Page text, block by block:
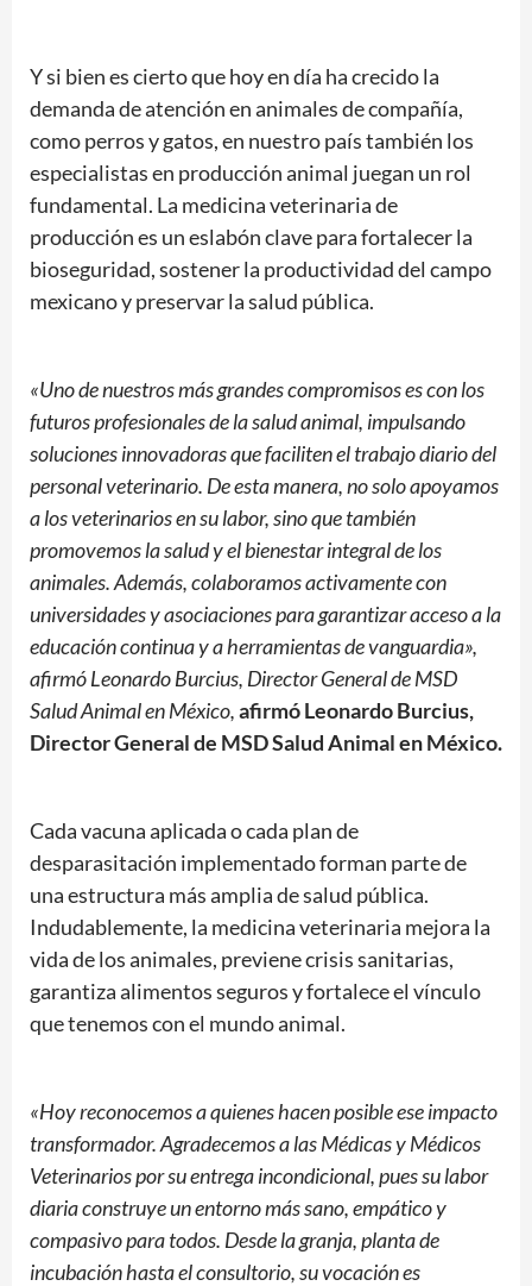
Y si bien es cierto que hoy en día ha crecido la
demanda de atención en animales de compañía,
como perros y gatos, en nuestro país también los
especialistas en producción animal juegan un rol
fundamental. La medicina veterinaria de
producción es un eslabón clave para fortalecer la
bioseguridad, sostener la productividad del campo
mexicano y preservar la salud pública.
«Uno de nuestros más grandes compromisos es con los
futuros profesionales de la salud animal, impulsando
soluciones innovadoras que faciliten el trabajo diario del
personal veterinario. De esta manera, no solo apoyamos
a los veterinarios en su labor, sino que también
promovemos la salud y el bienestar integral de los
animales. Además, colaboramos activamente con
universidades y asociaciones para garantizar acceso a la
educación continua y a herramientas de vanguardia»,
afirmó Leonardo Burcius, Director General de MSD
Salud Animal en México,afirmó Leonardo Burcius,
Director General de MSD Salud Animal en México.
Cada vacuna aplicada o cada plan de
desparasitación implementado forman parte de
una estructura más amplia de salud pública.
Indudablemente, la medicina veterinaria mejora la
vida de los animales, previene crisis sanitarias,
garantiza alimentos seguros y fortalece el vínculo
que tenemos con el mundo animal.
«Hoy reconocemos a quienes hacen posible ese impacto
transformador. Agradecemos a las Médicas y Médicos
Veterinarios por su entrega incondicional, pues su labor
diaria construye un entorno más sano, empático y
compasivo para todos. Desde la granja, planta de
incubación hasta el consultorio, su vocación es